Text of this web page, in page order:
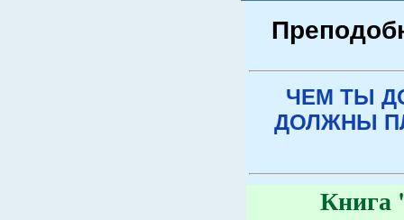
ЧЕМ ТЫ
ДОЛЖНЫ
Книга